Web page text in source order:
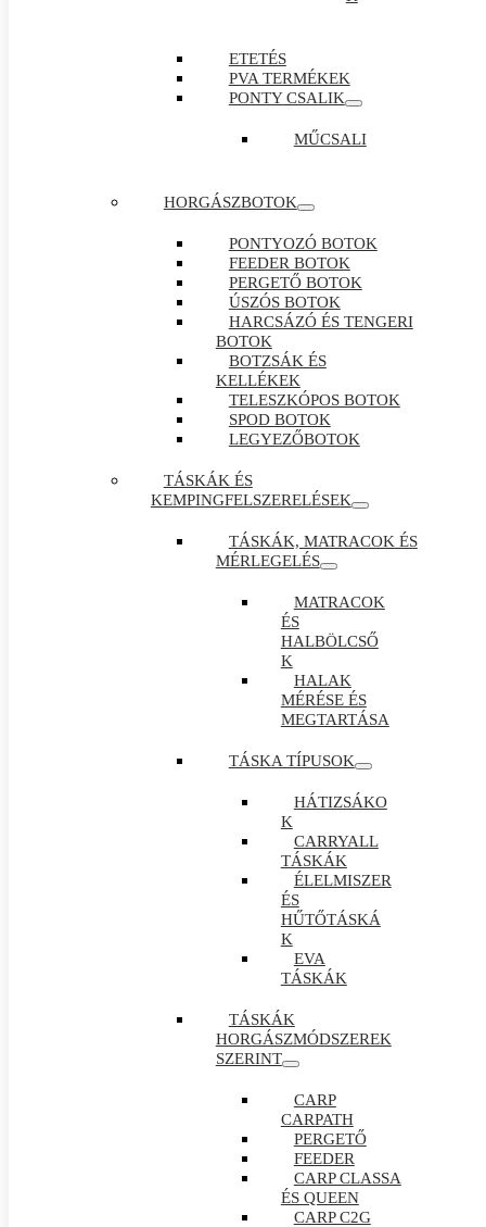
ETETÉS
PVA TERMÉKEK
PONTY CSALIK
MŰCSALI
HORGÁSZBOTOK
PONTYOZÓ BOTOK
FEEDER BOTOK
PERGETŐ BOTOK
ÚSZÓS BOTOK
HARCSÁZÓ ÉS TENGERI
BOTOK
BOTZSÁK ÉS
KELLÉKEK
TELESZKÓPOS BOTOK
SPOD BOTOK
LEGYEZŐBOTOK
TÁSKÁK ÉS
KEMPINGFELSZERELÉSEK
TÁSKÁK, MATRACOK ÉS
MÉRLEGELÉS
MATRACOK
ÉS
HALBÖLCSŐ
K
HALAK
MÉRÉSE ÉS
MEGTARTÁSA
TÁSKA TÍPUSOK
HÁTIZSÁKO
K
CARRYALL
TÁSKÁK
ÉLELMISZER
ÉS
HŰTŐTÁSKÁ
K
EVA
TÁSKÁK
TÁSKÁK
HORGÁSZMÓDSZEREK
SZERINT
CARP
CARPATH
PERGETŐ
FEEDER
CARP CLASSA
ÉS QUEEN
CARP C2G